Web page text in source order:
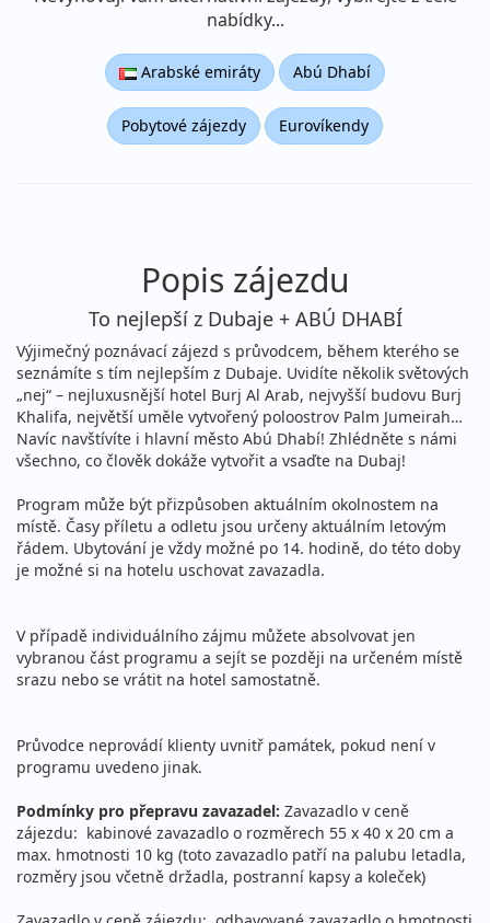
nabídky...
Arabské emiráty Abú Dhabí
Pobytové zájezdy Eurovíkendy
Popis zájezdu
To nejlepší z Dubaje + ABÚ DHABÍ
Výjimečný poznávací zájezd s průvodcem, během kterého se
seznámíte s tím nejlepším z Dubaje. Uvidíte několik světových
„nej“ – nejluxusnější hotel Burj Al Arab, nejvyšší budovu Burj
Khalifa, největší uměle vytvořený poloostrov Palm Jumeirah…
Navíc navštívíte i hlavní město Abú Dhabí! Zhlédněte s námi
všechno, co člověk dokáže vytvořit a vsaďte na Dubaj!
Program může být přizpůsoben aktuálním okolnostem na
místě. Časy příletu a odletu jsou určeny aktuálním letovým
řádem. Ubytování je vždy možné po 14. hodině, do této doby
je možné si na hotelu uschovat zavazadla.
V případě individuálního zájmu můžete absolvovat jen
vybranou část programu a sejít se později na určeném místě
srazu nebo se vrátit na hotel samostatně.
Průvodce neprovádí klienty uvnitř památek, pokud není v
programu uvedeno jinak.
Podmínky pro přepravu zavazadel: Zavazadlo v ceně
zájezdu: kabinové zavazadlo o rozměrech 55 x 40 x 20 cm a
max. hmotnosti 10 kg (toto zavazadlo patří na palubu letadla,
rozměry jsou včetně držadla, postranní kapsy a koleček)